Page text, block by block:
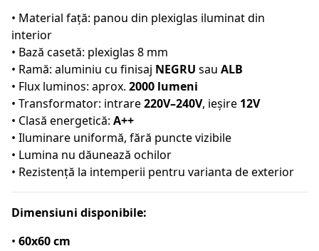
• Material față: panou din plexiglas iluminat din
interior
• Bază casetă: plexiglas 8 mm
• Ramă: aluminiu cu finisaj NEGRU sau ALB
• Flux luminos: aprox. 2000 lumeni
• Transformator: intrare220V–240V, ieșire 12V
• Clasă energetică: A++
• Iluminare uniformă, fără puncte vizibile
• Lumina nu dăunează ochilor
• Rezistență la intemperii pentru varianta de exterior
Dimensiuni disponibile:
• 60x60 cm